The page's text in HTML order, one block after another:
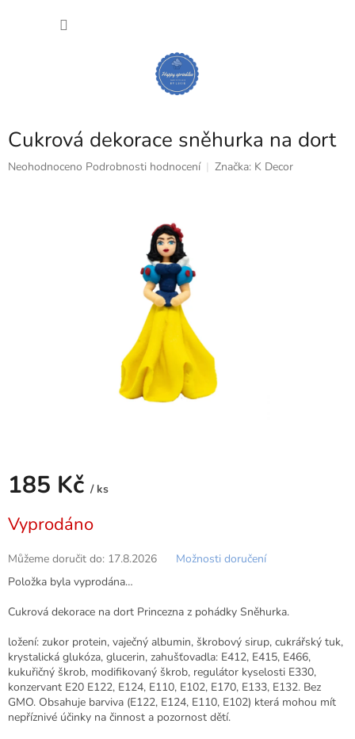
Cukrová dekorace sněhurka na dort
Průměrné
Neohodnoceno Podrobnosti hodnocení Značka: K Decor
185 Kč / ks
cena:
Vyprodáno
Můžeme doručit do: 17.8.2026
Možnosti doručení
Položka byla vyprodána…
Cukrová dekorace na dort Princezna z pohádky Sněhurka.
ložení: zukor protein, vaječný albumin, škrobový sirup, cukrářský tuk,
krystalická glukóza, glucerin, zahušťovadla: E412, E415, E466,
kukuřičný škrob, modifikovaný škrob, regulátor kyselosti E330,
konzervant E20 E122, E124, E110, E102, E170, E133, E132. Bez
GMO. Obsahuje barviva (E122, E124, E110, E102) která mohou mít
nepříznivé účinky na činnost a pozornost dětí.